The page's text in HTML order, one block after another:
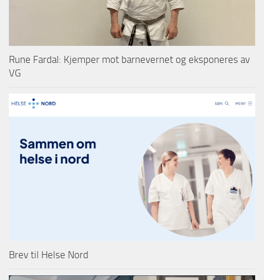
Rune Fardal: Kjemper mot barnevernet og eksponeres av
VG
Brev til Helse Nord